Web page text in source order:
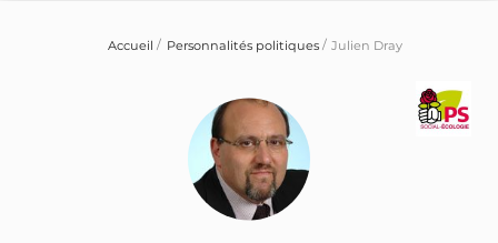
Accueil Personnalités politiques Julien Dray